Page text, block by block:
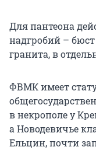
Для пантеона
надгробий –
гранита, в
ФВМК имеет
в некрополе у
а Новодевичье
Ельцин, почти